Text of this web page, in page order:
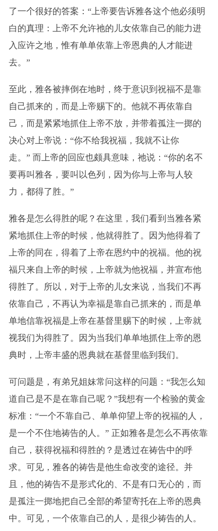
了一个很好的答案：“上帝要告诉雅各这个他必须明
白的真理：上帝不允许祂的儿女依靠自己的能力进
入应许之地，惟有单单依靠上帝恩典的人才能进
去。”
至此，雅各被摔倒在地时，终于意识到祝福不是靠
自己抓来的，而是上帝赐下的。他就不再依靠自
己，而是紧紧地抓住上帝不放，并带着孤注一掷的
决心对上帝说：“你不给我祝福，我就不让你
走。” 而上帝的回应也颇具意味，祂说：“你的名不
要再叫雅各，要叫以色列，因为你与上帝与人较
力，都得了胜。”
雅各是怎么得胜的呢？在这里，我们看到当雅各紧
紧地抓住 上帝的时候，他就得胜了。因为他得着了
上帝的同在，得着了上帝在恩约中的祝福。他的祝
福只来自上帝的时候，上帝就为他祝福，并宣布他
得胜了。所以，对于上帝的儿女来说，当我们不再
依靠自己，不再认为幸福是靠自己抓来的，而是单
单地信靠祝福是 上帝在基督里赐下的时候，上帝就
视我们为得胜了。因为当我们单单地抓住上帝的恩
典时，上帝丰盛的恩典就在基督里临到我们。
可问题是，有弟兄姐妹常问这样的问题：“我怎么知
道自己是不是在靠自己呢？”我想有一个检验的黄金
标准：“一个不靠自己、单单仰望上帝的祝福的人，
是一个不住地祷告的人。” 正如雅各是怎么不再依靠
自己，获得祝福和得胜的？是透过在祷告中的呼
求。可见，雅各的祷告是他生命改变的途径。并
且，他的祷告不是形式化的、不是有口无心的，而
是孤注一掷地把自己全部的希望寄托在上帝的恩典
中。可见，一个依靠自己的人，是很少祷告的人。